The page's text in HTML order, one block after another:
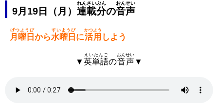
9月19日（月） 連載分
れんさいぶん
の音声
おんせい
月曜日
げつようび
から水曜日
すいようび
に活用
かつよう
しよう
▼英単語
えいたんご
の音声
おんせい
▼